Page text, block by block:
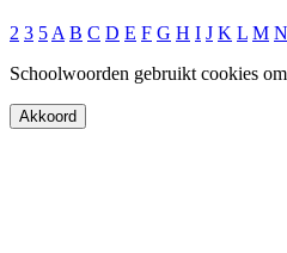
2 3 5 A B C D E F G H I J K L M N
Schoolwoorden gebruikt cookies
Akkoord